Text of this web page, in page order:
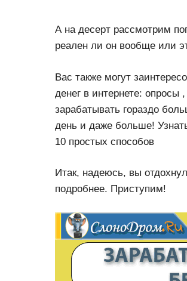
А на десерт рассмотрим
реален ли он вообще или
Вас также могут
денег в интернете:
зарабатывать гораздо
день и даже больше!
10 простых способов
Итак, надеюсь, вы
подробнее. Приступим!